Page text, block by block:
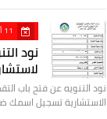
11 أغسطس 2020
نود
نود التنويه عن فتح باب
الاستشارية تسجيل اسمك